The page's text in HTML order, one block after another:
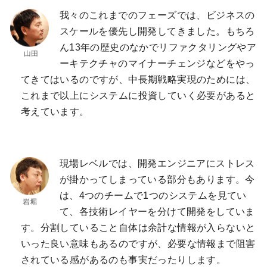
我々のこれまでのフェーズでは、ビジネスの
スケールを優先し開発してきました。もちろ
ん13年の歴史のなかでリファクタリングやア
ーキテクチャのマイナーチェンジなどをやっ
てきてはいるのですが、中長期戦略実現のためには、
これまで以上にシステムに投資していく必要があると
考えています。
現場レベルでは、開発エンジニアにストレス
が掛かってしまっている部分もあります。今
は、4つのチームで1つのシステムを見てい
て、各技術レイヤーを分けて開発をしていま
す。分割していること自体は余計な情報が入らないと
いった良い意味もあるのですが、必要な情報まで阻害
されている感があるのも事実だったりします。